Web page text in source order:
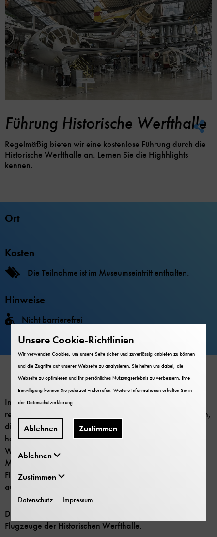
Führung Historische Werfthalle
Regelmäßig bieten wir eine kostenlose Führung durch die
Historische Werfthalle an. Lernen Sie die Highhlights
kennen.
Ort
Kosten
Die Teilnahme ist im Museumseintritt enthalten.
Hinweise
Nicht barrierefrei
In der historischen Werfthalle wurden einst Flugzeuge
repariert und gewartet. Jetzt sind hier Flugzeuge zu sehen,
die einen direkten Bezug zur Geschichte der Flugwerft
haben - wie Militärflugzeuge aus der Zeit des Ersten
Weltkrieges. Aber auch das Muskelkraftflugzeug
Musculair 2 gehört hierher: Mit ihm wurde 1985 auf dem
Flugplatz Schleißheim ein Geschwindigkeitsweltrekord
aufgestellt.
Die Führung zeigt in einem Rundgang die wichtigsten
Flugzeuge der Historischen Werfthalle.
Unsere Cookie-Richtlinien
Wir verwenden Cookies, um unsere Seite sicher und zuverlässig anbieten zu können
und die Zugriffe auf unserer Webseite zu analysieren. Sie helfen uns dabei, die
Webseite zu optimieren und Ihr persönliches Nutzungserlebnis zu verbessern. Ihre
Einwilligung können Sie jederzeit widerrufen. Weitere Informationen erhalten Sie in
derDatenschutzerklärung.
Ablehnen Zustimmen
Ablehnen
Zustimmen
Datenschutz Impressum